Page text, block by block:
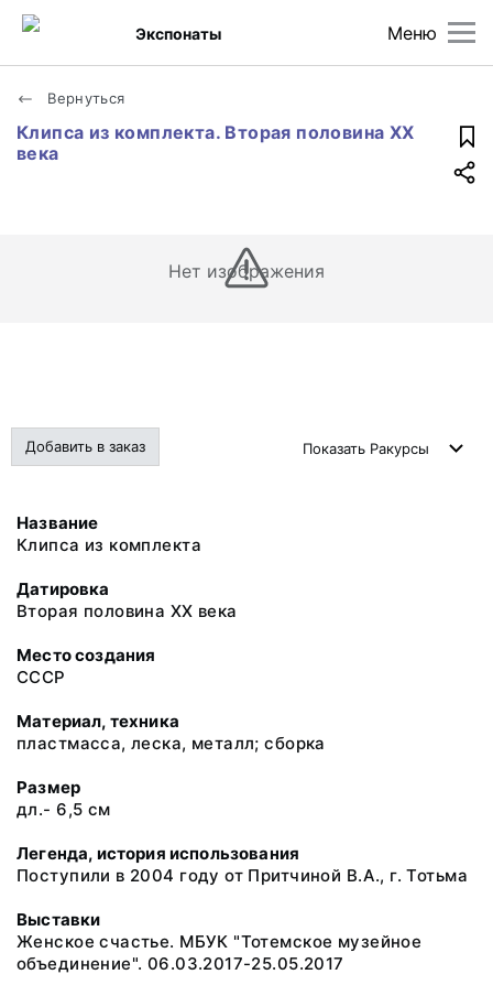
Меню
Экспонаты
Вернуться
Клипса из комплекта. Вторая половина XX
века
Нет изображения
Добавить в заказ Показать Ракурсы
Название
Клипса из комплекта
Датировка
Вторая половина XX века
Место создания
СССР
Материал, техника
пластмасса, леска, металл; сборка
Размер
дл.- 6,5 см
Легенда, история использования
Поступили в 2004 году от Притчиной В.А., г. Тотьма
Выставки
Женское счастье. МБУК "Тотемское музейное
объединение". 06.03.2017-25.05.2017